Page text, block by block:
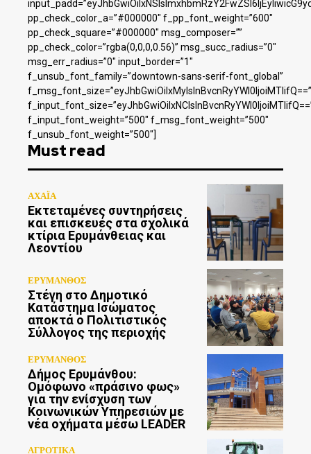
pp_check_color_a=”#000000″ f_pp_font_weight=”600″
pp_check_square=”#000000″ msg_composer=””
pp_check_color=”rgba(0,0,0,0.56)” msg_succ_radius=”0″
msg_err_radius=”0″ input_border=”1″
f_unsub_font_family=”downtown-sans-serif-font_global”
f_msg_font_size=”eyJhbGwiOiIxMyIsInBvcnRyYWl0IjoiMTIifQ==”
f_input_font_weight=”500″ f_msg_font_weight=”500″
f_unsub_font_weight=”500″]
Must read
ΑΧΑΪΑ
Εκτεταμένες συντηρήσεις
και επισκευές στα σχολικά
κτίρια Ερυμάνθειας και
Λεοντίου
ΕΡΥΜΑΝΘΟΣ
Στέγη στο Δημοτικό
Κατάστημα Ισώματος
αποκτά ο Πολιτιστικός
Σύλλογος της περιοχής
ΕΡΥΜΑΝΘΟΣ
Δήμος Ερυμάνθου:
Ομόφωνο «πράσινο φως»
για την ενίσχυση των
Κοινωνικών Υπηρεσιών με
νέα οχήματα μέσω LEADER
ΑΓΡΟΤΙΚΑ